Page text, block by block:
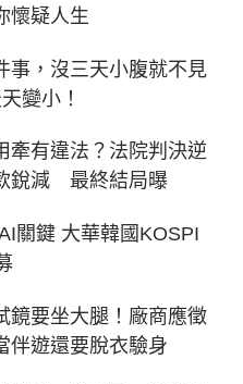
懷疑人生
事，沒三天小腹就不見
變小！
牽有違法？法院判決逆
銳減 最終結局曝
關鍵 大華韓國KOSPI
鏡要坐大腿！廠商應徵
遊還要脫衣驗身